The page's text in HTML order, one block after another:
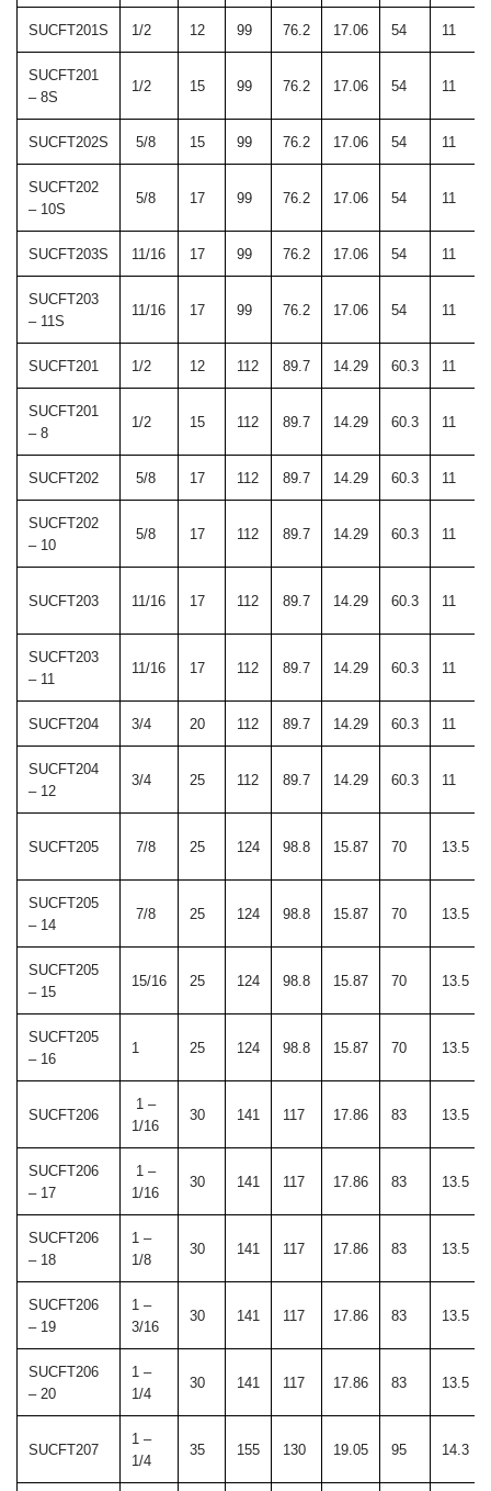
SUCFT201S 1/2 12 99 76.2 17.06 54 11
SUCFT201
– 8S
1/2 15 99 76.2 17.06 54 11
SUCFT202S 5/8 15 99 76.2 17.06 54 11
SUCFT202
– 10S
5/8 17 99 76.2 17.06 54 11
SUCFT203S 11/16 17 99 76.2 17.06 54 11
SUCFT203
– 11S
11/16 17 99 76.2 17.06 54 11
SUCFT201 1/2 12 112 89.7 14.29 60.3 11
SUCFT201
– 8
1/2 15 112 89.7 14.29 60.3 11
SUCFT202 5/8 17 112 89.7 14.29 60.3 11
SUCFT202
– 10
5/8 17 112 89.7 14.29 60.3 11
SUCFT203 11/16 17 112 89.7 14.29 60.3 11
SUCFT203
– 11
11/16 17 112 89.7 14.29 60.3 11
SUCFT204 3/4 20 112 89.7 14.29 60.3 11
SUCFT204
– 12
3/4 25 112 89.7 14.29 60.3 11
SUCFT205 7/8 25 124 98.8 15.87 70 13.5
SUCFT205
– 14
7/8 25 124 98.8 15.87 70 13.5
SUCFT205
– 15
15/16 25 124 98.8 15.87 70 13.5
SUCFT205
– 16
1 25 124 98.8 15.87 70 13.5
SUCFT206
1 –
1/16
30 141 117 17.86 83 13.5
SUCFT206
– 17
1 –
1/16
30 141 117 17.86 83 13.5
SUCFT206
– 18
1 –
1/8
30 141 117 17.86 83 13.5
SUCFT206
– 19
1 –
3/16
30 141 117 17.86 83 13.5
SUCFT206
– 20
1 –
1/4
30 141 117 17.86 83 13.5
SUCFT207
1 –
1/4
35 155 130 19.05 95 14.3